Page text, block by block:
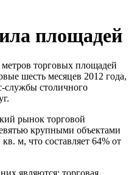
площадей
торговых площадей
шесть месяцев 2012 года,
службы столичного
рынок торговой
крупными объектами
м, что составляет 64% от